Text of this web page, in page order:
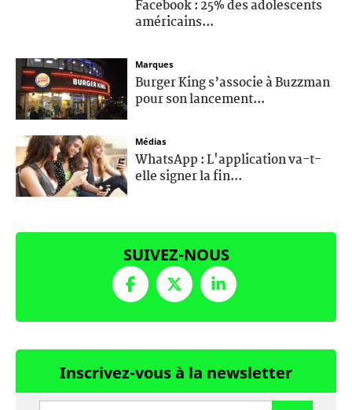
Facebook : 25% des adolescents
américains...
Marques
Burger King s’associe à Buzzman
pour son lancement...
Médias
WhatsApp : L'application va-t-
elle signer la fin...
SUIVEZ-NOUS
Inscrivez-vous à la newsletter